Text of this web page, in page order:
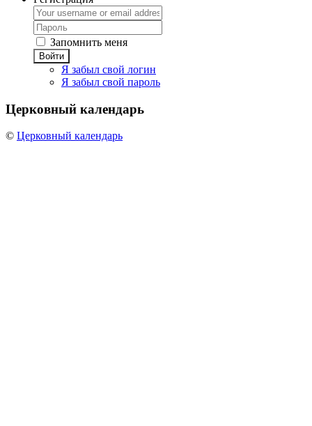
Запомнить меня
Войти
Я забыл свой логин
Я забыл свой пароль
Церковный календарь
© Церковный календарь